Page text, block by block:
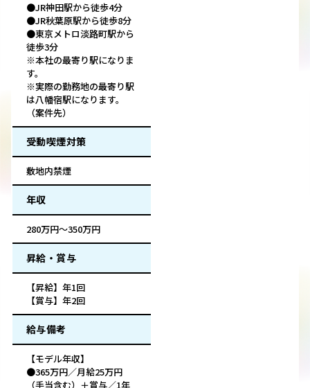
●JR神田駅から徒歩4分
●JR秋葉原駅から徒歩8分
●東京メトロ淡路町駅から
徒歩3分
※本社の最寄り駅になりま
す。
※実際の勤務地の最寄り駅
は八幡宿駅になります。
（案件先）
受動喫煙対策
敷地内禁煙
年収
280万円～350万円
昇給・賞与
【昇給】年1回
【賞与】年2回
給与備考
【モデル年収】
●365万円／月給25万円
（手当含む）＋賞与／1年